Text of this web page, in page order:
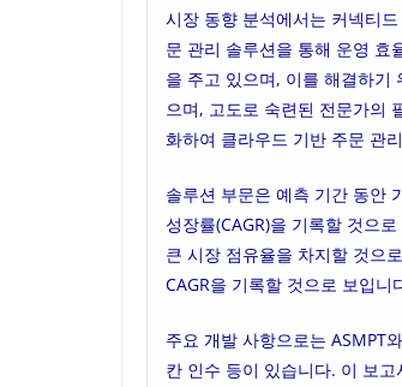
시장 동향 분석에서는 커넥티
문 관리 솔루션을 통해 운영 효
을 주고 있으며, 이를 해결하기
으며, 고도로 숙련된 전문가의
화하여 클라우드 기반 주문 관
솔루션 부문은 예측 기간 동안
성장률(CAGR)을 기록할 것으
큰 시장 점유율을 차지할 것으
CAGR을 기록할 것으로 보입니
주요 개발 사항으로는 ASMPT
칸 인수 등이 있습니다. 이 보